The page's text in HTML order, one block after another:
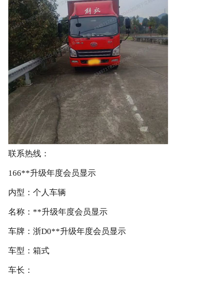
联系热线：
166**升级年度会员显示
内型：个人车辆
名称：**升级年度会员显示
车牌：浙D0**升级年度会员显示
车型：箱式
车长：